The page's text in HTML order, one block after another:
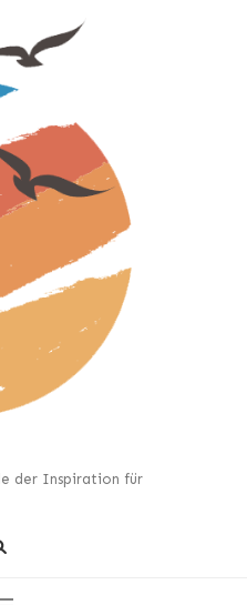
der Inspiration für